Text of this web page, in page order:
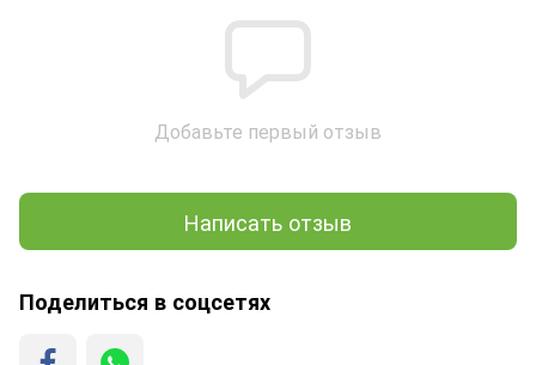
Добавьте первый отзыв
Написать отзыв
Поделиться в соцсетях